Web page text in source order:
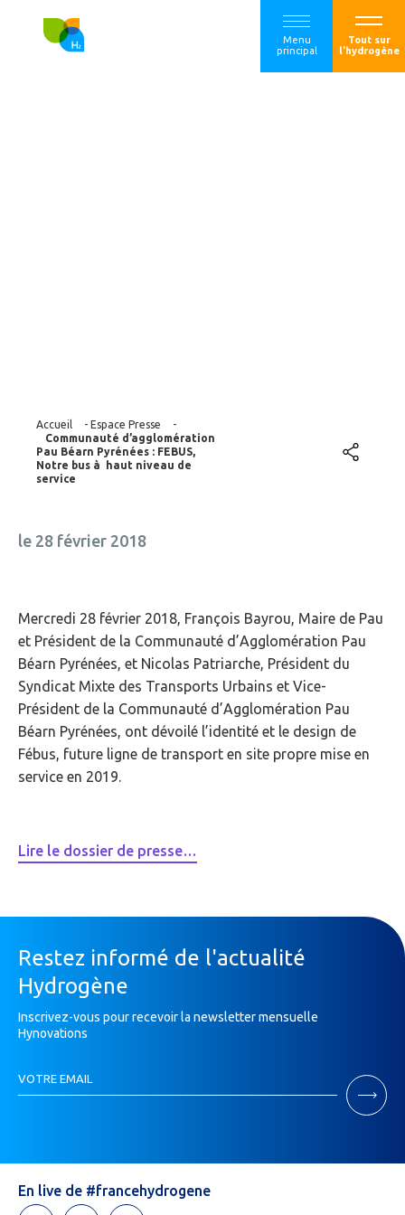
Menu
principal
Tout sur
l'hydrogène
Accueil - Espace Presse
-
Communauté d’agglomération
Pau Béarn Pyrénées : FEBUS,
Notre bus à haut niveau de
service
le 28 février 2018
Mercredi 28 février 2018, François Bayrou, Maire de Pau
et Président de la Communauté d’Agglomération Pau
Béarn Pyrénées, et Nicolas Patriarche, Président du
Syndicat Mixte des Transports Urbains et Vice-
Président de la Communauté d’Agglomération Pau
Béarn Pyrénées, ont dévoilé l’identité et le design de
Fébus, future ligne de transport en site propre mise en
service en 2019.
Lire le dossier de presse…
Restez informé de l'actualité
Hydrogène
Inscrivez-vous pour recevoir la newsletter mensuelle
Hynovations
Newsletter
VOTRE EMAIL
Si
un
humain,
ne
En live de #francehydrogene